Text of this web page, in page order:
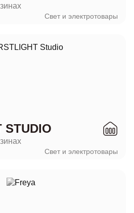
Свет и электротовары
STUDIO
Свет и электротовары